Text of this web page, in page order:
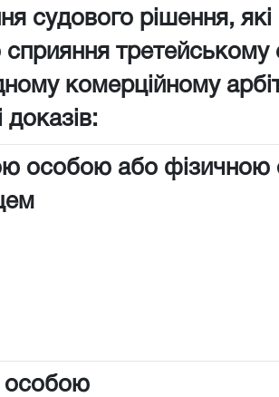
судового рішення,
сприяння третейському
комерційному
доказів:
особою або
особою